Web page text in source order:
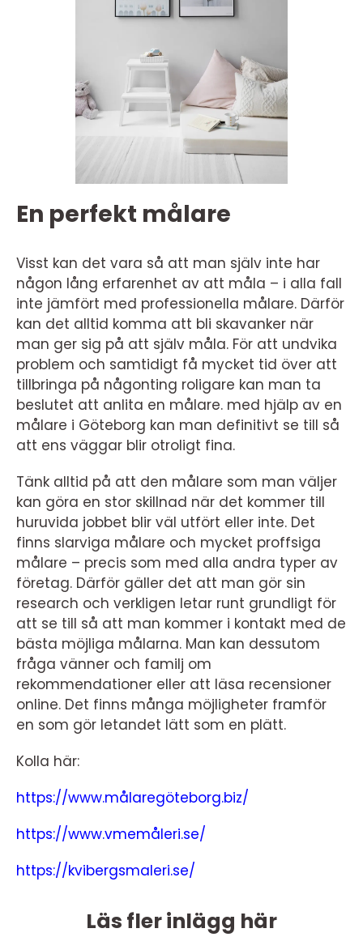
En perfekt målare
Visst kan det vara så att man själv inte har
någon lång erfarenhet av att måla – i alla fall
inte jämfört med professionella målare. Därför
kan det alltid komma att bli skavanker när
man ger sig på att själv måla. För att undvika
problem och samtidigt få mycket tid över att
tillbringa på någonting roligare kan man ta
beslutet att anlita en målare. med hjälp av en
målare i Göteborg kan man definitivt se till så
att ens väggar blir otroligt fina.
Tänk alltid på att den målare som man väljer
kan göra en stor skillnad när det kommer till
huruvida jobbet blir väl utfört eller inte. Det
finns slarviga målare och mycket proffsiga
målare – precis som med alla andra typer av
företag. Därför gäller det att man gör sin
research och verkligen letar runt grundligt för
att se till så att man kommer i kontakt med de
bästa möjliga målarna. Man kan dessutom
fråga vänner och familj om
rekommendationer eller att läsa recensioner
online. Det finns många möjligheter framför
en som gör letandet lätt som en plätt.
Kolla här:
https://www.målaregöteborg.biz/
https://www.vmemåleri.se/
https://kvibergsmaleri.se/
Läs fler inlägg här